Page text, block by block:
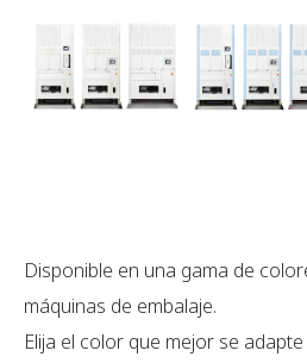
Disponible en una gama de
máquinas de embalaje.
Elija el color que mejor se